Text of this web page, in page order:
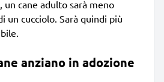
un cane adulto sarà meno
un cucciolo. Sarà quindi più
anziano in adozione